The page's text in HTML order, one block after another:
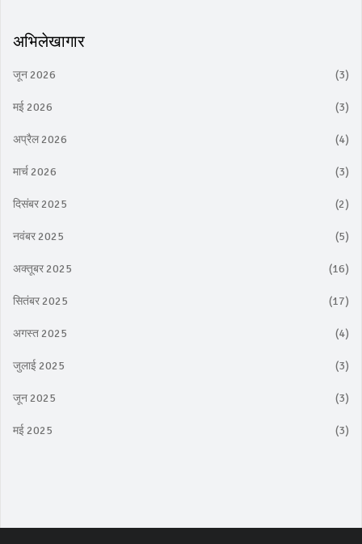
अभिलेखागार
जून 2026 (3)
मई 2026 (3)
अप्रैल 2026 (4)
मार्च 2026 (3)
दिसंबर 2025 (2)
नवंबर 2025 (5)
अक्तूबर 2025 (16)
सितंबर 2025 (17)
अगस्त 2025 (4)
जुलाई 2025 (3)
जून 2025 (3)
मई 2025 (3)